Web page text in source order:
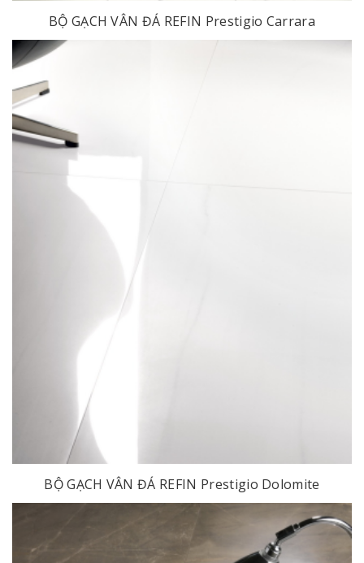
BỘ GẠCH VÂN ĐÁ REFIN Prestigio Carrara
BỘ GẠCH VÂN ĐÁ REFIN Prestigio Dolomite